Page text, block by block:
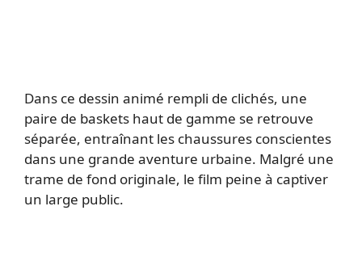
Dans ce dessin animé rempli de clichés, une
paire de baskets haut de gamme se retrouve
séparée, entraînant les chaussures conscientes
dans une grande aventure urbaine. Malgré une
trame de fond originale, le film peine à captiver
un large public.